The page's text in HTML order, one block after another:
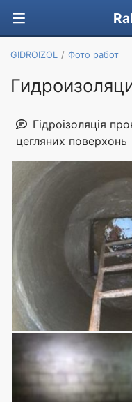
GIDROIZOL Фото работ
Гідроізоляція
цегляних поверхонь